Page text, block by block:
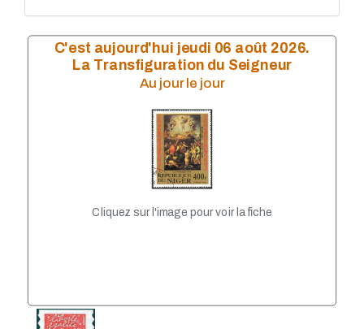
Année 2009
Année 2008
Année 1998
Année 1997
C'est aujourd'hui jeudi 06 août 2026.
La Transfiguration du Seigneur
Au jour le jour
Cliquez sur l'image pour voir la fiche